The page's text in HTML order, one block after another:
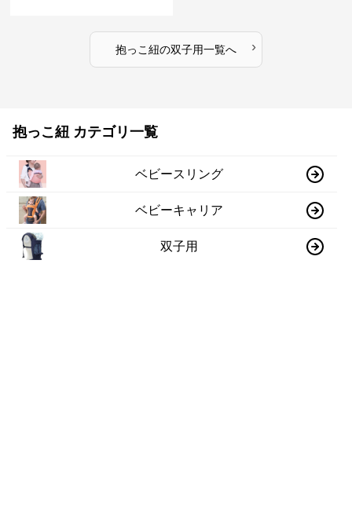
抱っこ紐の双子用一覧へ ›
抱っこ紐 カテゴリ一覧
ベビースリング
ベビーキャリア
双子用